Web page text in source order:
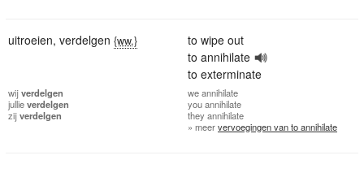
uitroeien, verdelgen {ww.}
to wipe out
to annihilate
to exterminate
wijverdelgen
jullieverdelgen
zijverdelgen
weannihilate
youannihilate
they annihilate
» meervervoegingen van to annihilate